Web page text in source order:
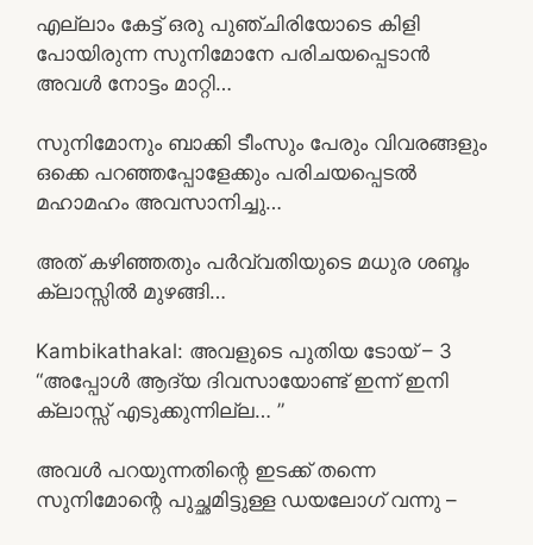
എല്ലാം കേട്ട് ഒരു പുഞ്ചിരിയോടെ കിളി
പോയിരുന്ന സുനിമോനേ പരിചയപ്പെടാൻ
അവൾ നോട്ടം മാറ്റി…
സുനിമോനും ബാക്കി ടീംസും പേരും വിവരങ്ങളും
ഒക്കെ പറഞ്ഞപ്പോളേക്കും പരിചയപ്പെടൽ
മഹാമഹം അവസാനിച്ചു…
അത് കഴിഞ്ഞതും പർവ്വതിയുടെ മധുര ശബ്ദം
ക്ലാസ്സിൽ മുഴങ്ങി…
Kambikathakal: അവളുടെ പുതിയ ടോയ് – 3
“അപ്പോൾ ആദ്യ ദിവസായോണ്ട് ഇന്ന് ഇനി
ക്ലാസ്സ്‌ എടുക്കുന്നില്ല… ”
അവൾ പറയുന്നതിന്റെ ഇടക്ക് തന്നെ
സുനിമോന്റെ പുച്ഛമിട്ടുള്ള ഡയലോഗ് വന്നു –